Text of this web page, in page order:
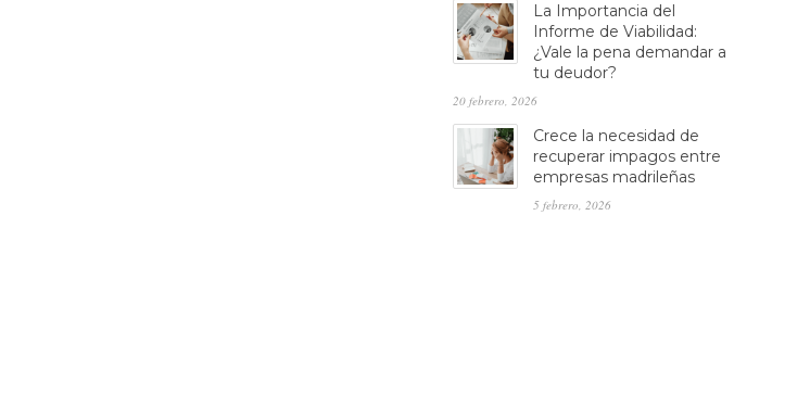
La Importancia del
Informe de Viabilidad:
¿Vale la pena demandar a
tu deudor?
20 febrero, 2026
Crece la necesidad de
recuperar impagos entre
empresas madrileñas
5 febrero, 2026